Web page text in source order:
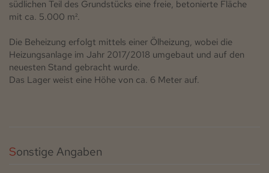
südlichen Teil des Grundstücks eine freie, betonierte Fläche
mit ca. 5.000 m².
Die Beheizung erfolgt mittels einer Ölheizung, wobei die
Heizungsanlage im Jahr 2017/2018 umgebaut und auf den
neuesten Stand gebracht wurde.
Das Lager weist eine Höhe von ca. 6 Meter auf.
Sonstige Angaben